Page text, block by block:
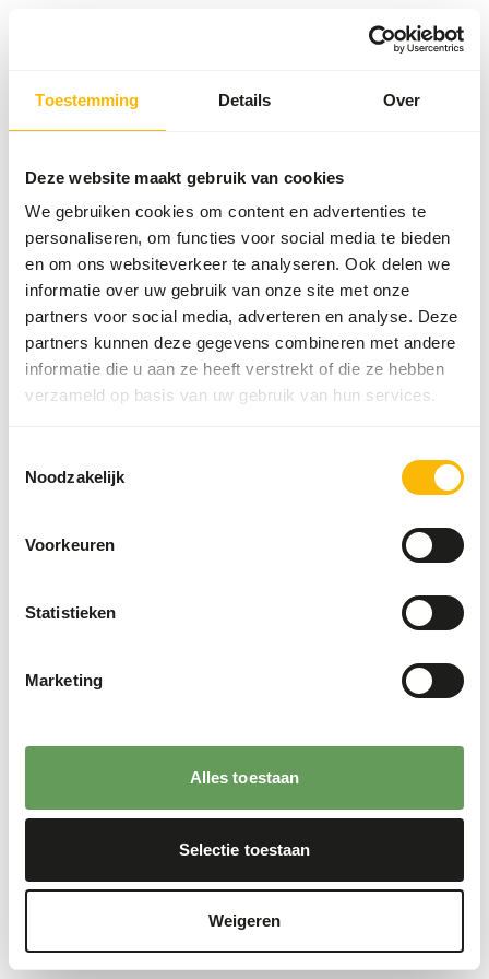
Toestemming Details Over
Deze website maakt gebruik van cookies
We gebruiken cookies om content en advertenties te
personaliseren, om functies voor social media te bieden
en om ons websiteverkeer te analyseren. Ook delen we
informatie over uw gebruik van onze site met onze
partners voor social media, adverteren en analyse. Deze
partners kunnen deze gegevens combineren met andere
informatie die u aan ze heeft verstrekt of die ze hebben
verzameld op basis van uw gebruik van hun services.
Noodzakelijk
Voorkeuren
Statistieken
Marketing
Alles toestaan
Selectie toestaan
Weigeren
Something went wrong!